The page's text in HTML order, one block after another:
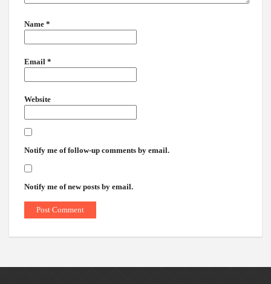
Name *
Email *
Website
Notify me of follow-up comments by email.
Notify me of new posts by email.